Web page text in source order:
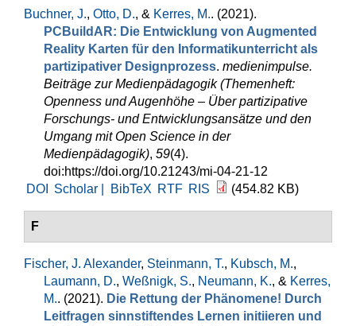
Buchner, J., Otto, D., & Kerres, M.. (2021).
PCBuildAR: Die Entwicklung von Augmented
Reality Karten für den Informatikunterricht als
partizipativer Designprozess. medienimpulse.
Beiträge zur Medienpädagogik (Themenheft:
Openness und Augenhöhe – Über partizipative
Forschungs- und Entwicklungsansätze und den
Umgang mit Open Science in der
Medienpädagogik), 59(4).
doi:https://doi.org/10.21243/mi-04-21-12
DOI
Scholar | BibTeX RTF RIS (454.82 KB)
F
Fischer, J. Alexander, Steinmann, T., Kubsch, M.,
Laumann, D., Weßnigk, S., Neumann, K., & Kerres,
M.. (2021). Die Rettung der Phänomene! Durch
Leitfragen sinnstiftendes Lernen initiieren und